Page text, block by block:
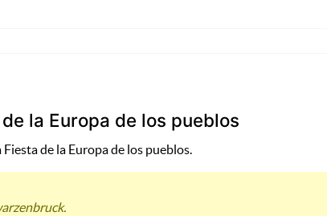
la Europa de los pueblos
de la Europa de los pueblos.